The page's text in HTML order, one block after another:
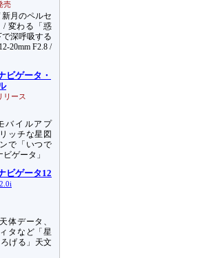
売
新月のペルセ
/ 変わる「惑
深呼吸する
20mm F2.8 /
ビゲータ・
リース
バイルアプ
ッチな星図
で「いつで
ゲータ」
ビゲータ12
体データ、
タなど「星
げる」天文